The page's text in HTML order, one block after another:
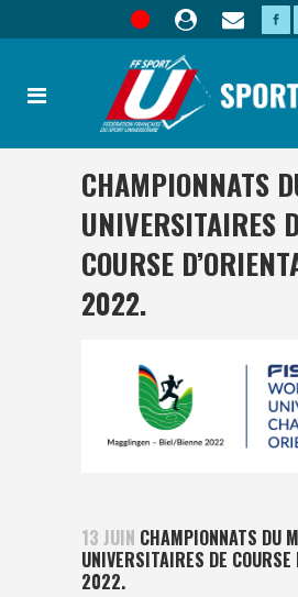
CHAMPIONNATS
UNIVERSITAIRES
COURSE
2022.
13 JUIN CHAMPIONNATS DU
UNIVERSITAIRES DE COURSE
2022.